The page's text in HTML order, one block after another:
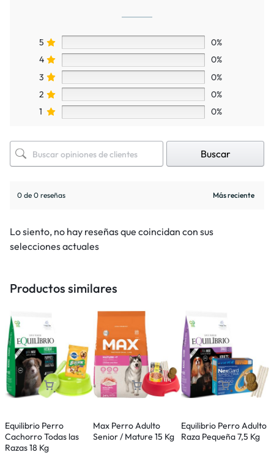
5
0%
4
0%
3
0%
2
0%
1
0%
Buscar
0 de 0 reseñas
Lo siento, no hay reseñas que coincidan con sus
selecciones actuales
Productos similares
Equilibrio Perro
Cachorro Todas las
Razas 18 Kg
Max Perro Adulto
Senior / Mature 15 Kg
Equilibrio Perro Adulto
Raza Pequeña 7,5 Kg